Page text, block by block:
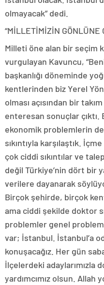
olmayacak” dedi.
“MİLLETİMİZİN GÖNLÜNE
Milleti öne alan bir seçim
vurgulayan Kavuncu,
başkanlığı döneminde
kentlerinden biz Yerel
olması açısından bir
enteresan sonuçlar çıktı.
ekonomik problemlerin
sıkıntıyla karşılaştık.
çok ciddi sıkıntılar ve
değil Türkiye’nin dört bir
verilere dayanarak
Birçok şehirde, birçok
ama ciddi şekilde doktor
problemler genel
var; İstanbul. İstanbul’a
konuşacağız. Her gün
İlçelerdeki adaylarımızla
yardımcımız olsun. Allah